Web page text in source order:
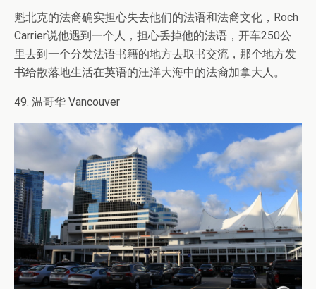
魁北克的法裔确实担心失去他们的法语和法裔文化，Roch
Carrier说他遇到一个人，担心丢掉他的法语，开车250公
里去到一个分发法语书籍的地方去取书交流，那个地方发
书给散落地生活在英语的汪洋大海中的法裔加拿大人。
49. 温哥华 Vancouver